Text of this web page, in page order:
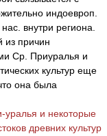
индоевроп.
внутри региона.
из причин
Ср. Приуралья и
культур еще
она была
и некоторые
древних культур